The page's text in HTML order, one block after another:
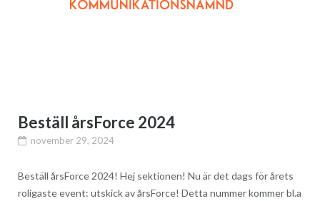
Beställ årsForce 2024
november 29, 2024
Beställ årsForce 2024! Hej sektionen! Nu är det dags för årets
roligaste event: utskick av årsForce! Detta nummer kommer bl.a